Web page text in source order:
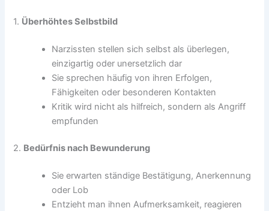
1. Überhöhtes Selbstbild
Narzissten stellen sich selbst als überlegen,
einzigartig oder unersetzlich dar
Sie sprechen häufig von ihren Erfolgen,
Fähigkeiten oder besonderen Kontakten
Kritik wird nicht als hilfreich, sondern als Angriff
empfunden
2. Bedürfnis nach Bewunderung
Sie erwarten ständige Bestätigung, Anerkennung
oder Lob
Entzieht man ihnen Aufmerksamkeit, reagieren